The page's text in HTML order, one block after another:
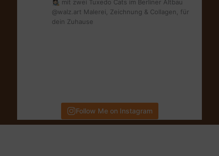
👩🏻‍🎨 mit zwei Tuxedo Cats im Berliner Altbau
@walz.art Malerei, Zeichnung & Collagen, für
dein Zuhause
Follow Me on Instagram